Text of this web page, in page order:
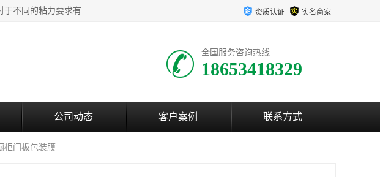
该类保护膜有复合，透明、奶白、蓝色、黑白等膜型。特高粘，高粘，中高粘，中粘，中低粘，低粘等。对于不同的粘力要求有相应的产品相适配。无胶渍残留污染。在较宽的收卷幅度下平整无皱纹，收卷长度大，利于机械化及自动化施工粘贴。为您的产品提供的表面保护解决方案。 产品广泛适用于：铝材、不锈钢、金属、塑料、电子、家电、家具、玻璃、化工材料、装饰材料等。 资质认证 实名商家
全国服务咨询热线:
18653418329
公司动态 客户案例 联系方式
柜门板包装膜